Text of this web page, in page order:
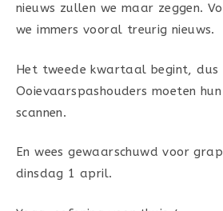
nieuws zullen we maar zeggen.
we immers vooral treurig nieuws.
Het tweede kwartaal begint, dus
Ooievaarspashouders moeten
scannen.
En wees gewaarschuwd voor
dinsdag 1 april.